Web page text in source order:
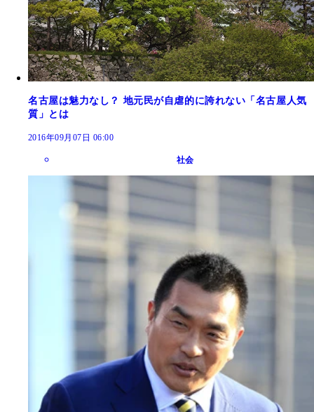
名古屋は魅力なし？ 地元民が自虐的に誇れない「名古屋人気
質」とは
2016年09月07日 06:00
社会